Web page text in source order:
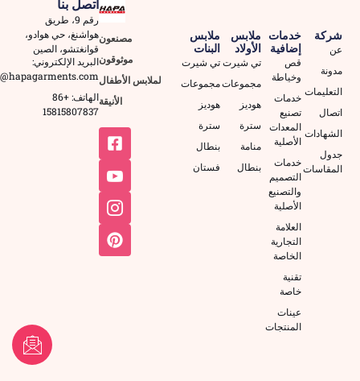
مصنعون
موثوقون
لملابس الأطفال
الأنيقة
ملابس
البنات
تي شيرت
مجموعات
هوديز
سترة
بنطال
فستان
ملابس
الأولاد
تي شيرت
مجموعات
هوديز
سترة
منامة
بنطال
خدمات
إضافية
قص
وخياطة
خدمات
تصنيع
المعدات
الأصلية
خدمات
التصميم
والتصنيع
الأصلية
العلامة
التجارية
الخاصة
تقنية
خاصة
عينات
المنتجات
شركة
عن
مدونة
التعليمات
اتصال
الشهادات
جدول
المقاسات
اتصل بنا
رقم 9، طريق
هواشنغ، حي هوادو،
قوانغتشو، الصين
البريد الإلكتروني:
الهاتف: +86
15815807837